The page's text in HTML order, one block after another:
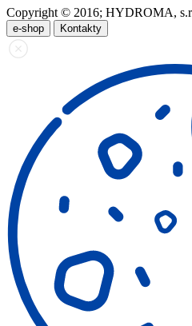
Copyright © 2016; HYDROMA,
e-shop Kontakty